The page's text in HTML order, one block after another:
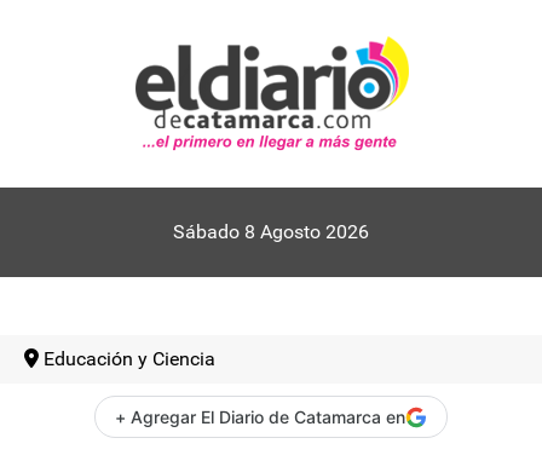
Sábado 8 Agosto 2026
Educación y Ciencia
+ Agregar El Diario de Catamarca en